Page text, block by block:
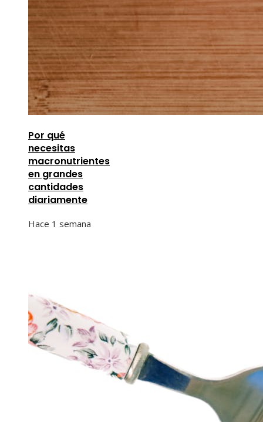
Por qué
necesitas
macronutrientes
en grandes
cantidades
diariamente
Hace 1 semana